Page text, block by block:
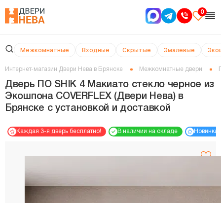
0
Межкомнатные Входные Скрытые Эмалевые
Интернет-магазин Двери Нева в Брянске Межкомнатные двери
Дверь ПО SHIK 4 Макиато стекло черное из
Экошпона COVERFLEX (Двери Нева) в
Брянске с установкой и доставкой
Каждая 3-я дверь бесплатно! В наличии на складе Новинка